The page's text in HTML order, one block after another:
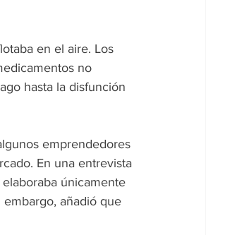
en el aire. Los
no
hasta la disfunción
emprendedores
En una entrevista
únicamente
añadió que